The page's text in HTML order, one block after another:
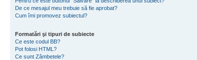
De ce mesajul meu trebuie să fie aprobat?
Cum îmi promovez subiectul?
Formatări şi tipuri de subiecte
Ce este codul BB?
Pot folosi HTML?
Ce sunt Zâmbetele?